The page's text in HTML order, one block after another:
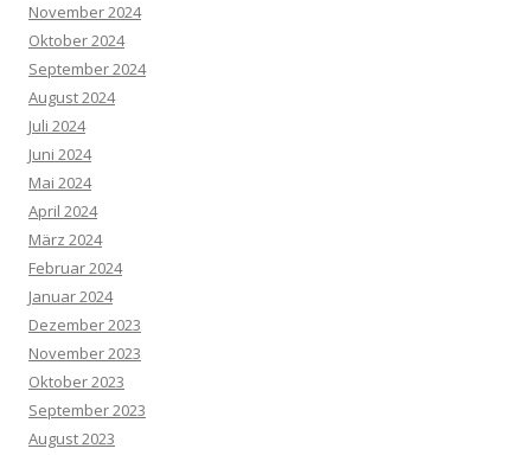
November 2024
Oktober 2024
September 2024
August 2024
Juli 2024
Juni 2024
Mai 2024
April 2024
März 2024
Februar 2024
Januar 2024
Dezember 2023
November 2023
Oktober 2023
September 2023
August 2023